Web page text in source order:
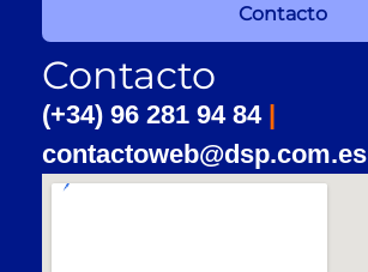
Contacto
Contacto
(+34) 96 281 94 84 |
contactoweb@dsp.com.es